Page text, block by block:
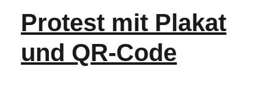
Protest mit Plakat
und QR-Code